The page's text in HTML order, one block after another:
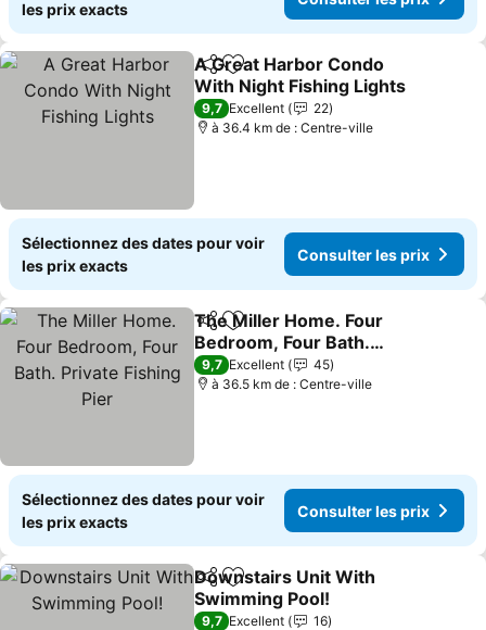
les prix exacts
PartagerAjouter à mes favoris
A Great Harbor Condo
With Night Fishing Lights
9,7 Excellent
22
à 36.4 km de : Centre-ville
Sélectionnez des dates pour voir
les prix exacts
Consulter les prix
PartagerAjouter à mes favoris
The Miller Home. Four
Bedroom, Four Bath.
Private Fishing Pier
9,7 Excellent
45
à 36.5 km de : Centre-ville
Sélectionnez des dates pour voir
les prix exacts
Consulter les prix
PartagerAjouter à mes favoris
Downstairs Unit With
Swimming Pool!
9,7 Excellent
16